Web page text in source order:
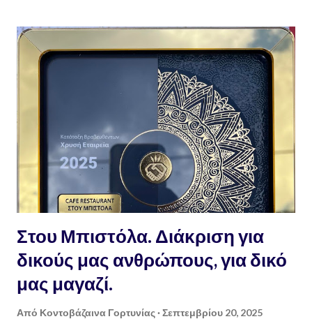
παλαιότερο λάδι θα βρούμε. Όσο παλαιότερο το λάδι, τόσο το
καλύτερο, αν θέλουμε να κάνουμε σαπούνι που θα είναι εξαιρετικό,
υγιεινό, υποαλεργικό, αγνό και κυρίως 100% οικολογικό, μέσα σε
1/2 ώρα. Οδηγίες : ζυγίζουμε το λάδι που έχουμε σε ζυγαριά
ακριβείας. Σημειωτέον πως, το μπουκάλι με το 1 λίτρο λάδι δεν
ζυγίζει 1 κιλό λάδι, μιας και είναι πολύ ελαφρύτερο ! για κάθε κιλό
λάδι χρειαζόμαστε 300 γραμμά...
Στου Μπιστόλα. Διάκριση για
δικούς μας ανθρώπους, για δικό
μας μαγαζί.
Από Κοντοβάζαινα Γορτυνίας Σεπτεμβρίου 20, 2025